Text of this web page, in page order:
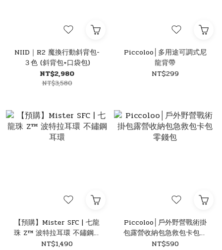
NIID｜R2 魔換行動斜背包-
３色 (斜背包+口袋包)
NT$2,980
NT$3,580
Piccoloo│多用途可調式尼
龍背帶
NT$299
【預購】Mister SFC | 七龍
珠 Z™ 波特拉耳環 不鏽鋼耳
環
NT$1,490
Piccoloo│戶外野營戰術掛
包露營收納包急救包卡包零
錢包
NT$590